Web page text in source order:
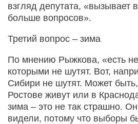
взгляд депутата, «вызывает
больше вопросов».
Третий вопрос – зима
По мнению Рыжкова, «есть
которыми не шутят. Вот,
Сибири не шутят. Может
Ростове живут или в
зима – это не так страшно.
видели, потому что выборы